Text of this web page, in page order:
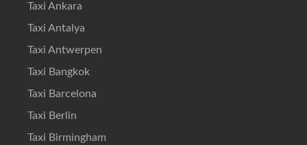
Taxi Ankara
Taxi Antalya
Taxi Antwerpen
Taxi Bangkok
Taxi Barcelona
Taxi Berlin
Taxi Birmingham